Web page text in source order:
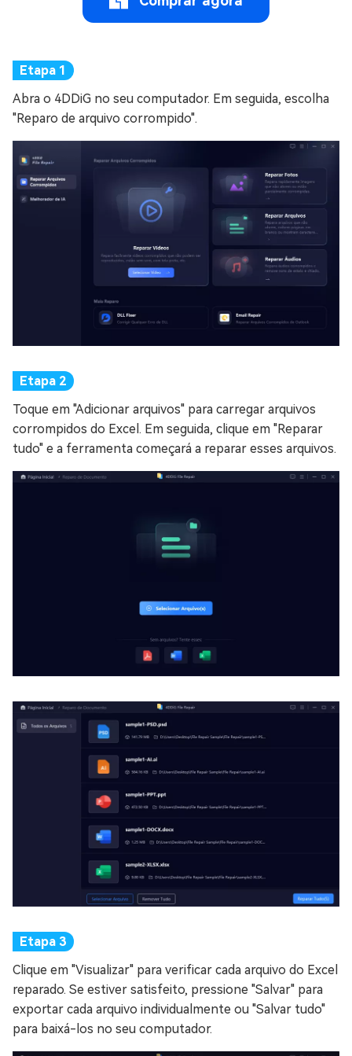
Abra o 4DDiG no seu computador. Em seguida, escolha
"Reparo de arquivo corrompido".
Toque em "Adicionar arquivos" para carregar arquivos
corrompidos do Excel. Em seguida, clique em "Reparar
tudo" e a ferramenta começará a reparar esses arquivos.
Clique em "Visualizar" para verificar cada arquivo do Excel
reparado. Se estiver satisfeito, pressione "Salvar" para
exportar cada arquivo individualmente ou "Salvar tudo"
para baixá-los no seu computador.